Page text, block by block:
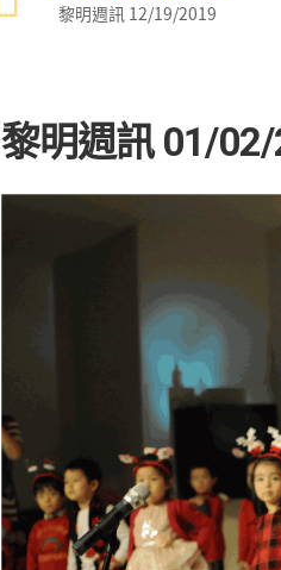
黎明週訊 12/19/2019
黎明週訊 01/